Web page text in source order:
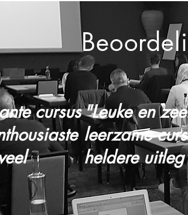
cursus"Leuke en
leerzame
heldere